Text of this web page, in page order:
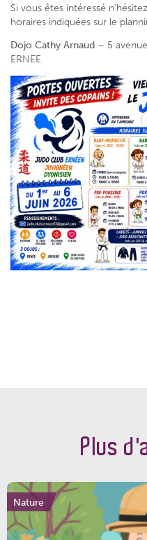
Si vous êtes intéressé
horaires indiquées sur le
Dojo Cathy Arnaud – 5
ERNEE
Plus
Nature